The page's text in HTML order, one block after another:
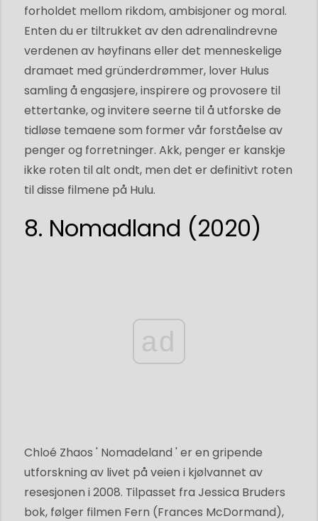
forholdet mellom rikdom, ambisjoner og moral.
Enten du er tiltrukket av den adrenalindrevne
verdenen av høyfinans eller det menneskelige
dramaet med gründerdrømmer, lover Hulus
samling å engasjere, inspirere og provosere til
ettertanke, og invitere seerne til å utforske de
tidløse temaene som former vår forståelse av
penger og forretninger. Akk, penger er kanskje
ikke roten til alt ondt, men det er definitivt roten
til disse filmene på Hulu.
8. Nomadland (2020)
ad
Chloé Zhaos ' Nomadeland ' er en gripende
utforskning av livet på veien i kjølvannet av
resesjonen i 2008. Tilpasset fra Jessica Bruders
bok, følger filmen Fern (Frances McDormand),